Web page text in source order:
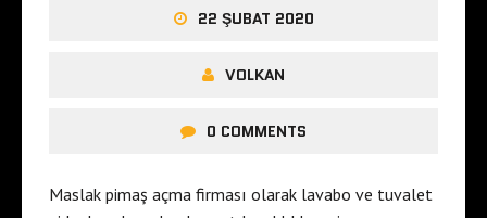
22 ŞUBAT 2020
VOLKAN
0 COMMENTS
Maslak pimaş açma firması olarak lavabo ve tuvalet